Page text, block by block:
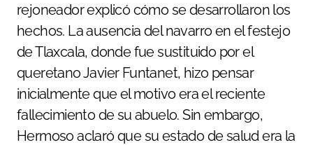
rejoneador explicó cómo se desarrollaron los
hechos. La ausencia del navarro en el festejo
de Tlaxcala, donde fue sustituido por el
queretano Javier Funtanet, hizo pensar
inicialmente que el motivo era el reciente
fallecimiento de su abuelo. Sin embargo,
Hermoso aclaró que su estado de salud era la